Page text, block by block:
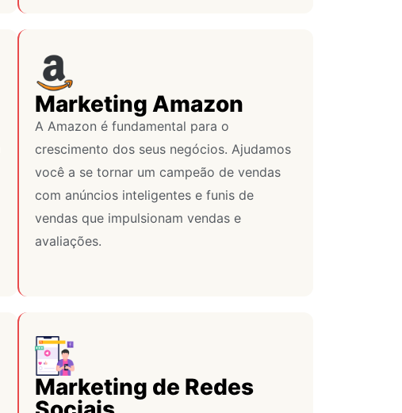
Marketing Amazon
A Amazon é fundamental para o
crescimento dos seus negócios. Ajudamos
você a se tornar um campeão de vendas
com anúncios inteligentes e funis de
vendas que impulsionam vendas e
avaliações.
Marketing de Redes